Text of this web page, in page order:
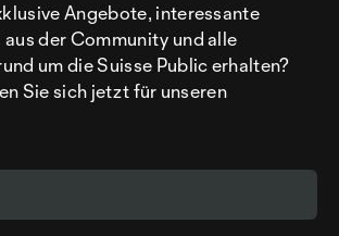
Angebote, interessante
der Community und alle
um die Suisse Public erhalten?
Sie sich jetzt für unseren